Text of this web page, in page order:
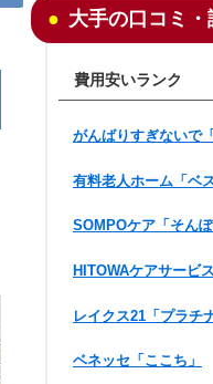
大手の口コミ・
費用安いランク
がんばりすぎないで
有料老人ホーム「ベ
SOMPOケア「そんぽ
HITOWAケアサービ
レイクス21「プラチ
ベネッセ「ここち」